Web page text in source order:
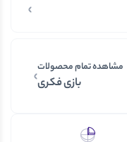
مشاهده تمام محصولات
بازی فکری